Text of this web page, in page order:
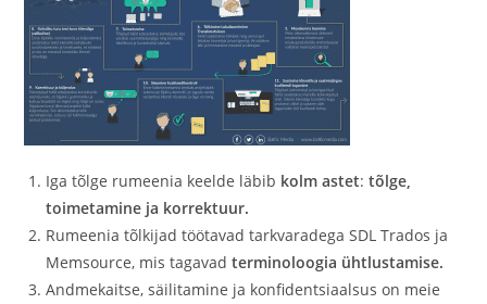
Iga tõlge rumeenia keelde läbib kolm astet:tõlge,
toimetamine ja korrektuur.
Rumeenia tõlkijad töötavad tarkvaradega SDL Trados ja
Memsource, mis tagavadterminoloogia ühtlustamise.
Andmekaitse, säilitamine ja konfidentsiaalsus on meie